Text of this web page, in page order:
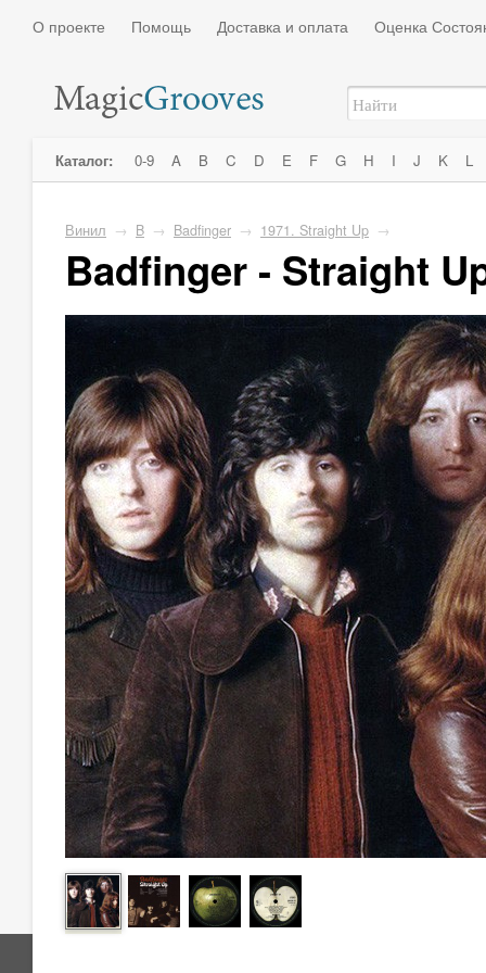
О проекте Помощь Доставка и оплата Оценка
Каталог: 0-9 A B C D E F G H I J K L
Винил → B → Badfinger → 1971. Straight Up →
Badfinger - Straight